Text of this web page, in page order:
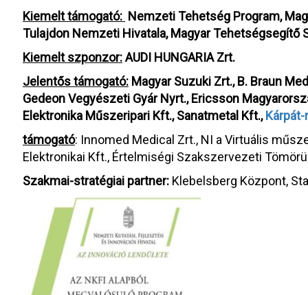
Kiemelt támogató: Nemzeti Tehetség Program,
Tulajdon Nemzeti Hivatala, Magyar Tehetségsegítő
Kiemelt szponzor:AUDI HUNGARIA Zrt.
Jelentős támogató: Magyar Suzuki Zrt., B. Braun
Gedeon Vegyészeti Gyár Nyrt., Ericsson
Elektronika Műszeripari Kft., Sanatmetal Kft.,
támogató: Innomed Medical Zrt., NI a Virtuális
Elektronikai Kft., Értelmiségi Szakszervezeti
Szakmai-stratégiai partner: Klebelsberg Központ,